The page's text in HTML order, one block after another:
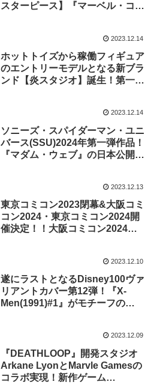
スターピース】『マーベル・コミ
2023.12.14
ホットトイズから稼働フィギュア
のエントリーモデルとなる新ブラ
ンド【炎スタジオ】誕生！第一弾
2023.12.14
ソニーズ・スパイダーマン・ユニ
バース(SSU)2024年第一弾作品！
『マダム・ウェブ』の日本公開日
2023.12.13
東京コミコン2023閉幕&大阪コミ
コン2024・東京コミコン2024開
催決定！！大阪コミコン2024は
2023.12.10
遂にラストとなるDisney100ヴァ
リアントカバー第12弾！『X-
Men(1991)#1』がモチーフの
2023.12.09
『DEATHLOOP』開発スタジオ
Arkane LyonとMarvle Gamesの
コラボ実現！新作ゲーム